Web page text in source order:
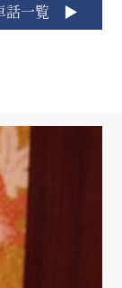
話一覧